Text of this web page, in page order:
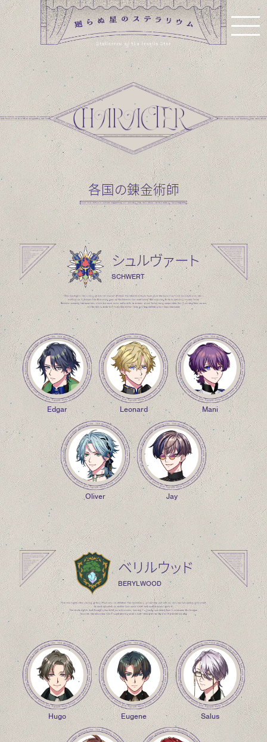
各国の錬金術師
シュルヴァート
SCHWERT
Edgar Leonard Mani
Oliver Jay
ベリルウッド
BERYLWOOD
Hugo Eugene Salus